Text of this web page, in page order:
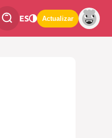
ES Actualizar